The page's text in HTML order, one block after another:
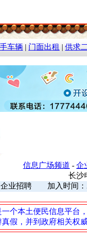
车辆 | 门面出租 | 供求
信息广场频道 - 企
长沙
企业招聘 加入时间
个本土便民信息平台
假，并到政府相关权